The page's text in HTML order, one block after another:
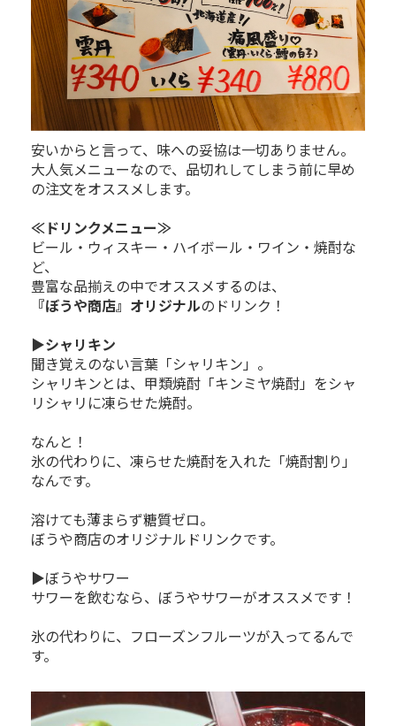
安いからと言って、味への妥協は一切ありません。
大人気メニューなので、品切れしてしまう前に早め
の注文をオススメします。
≪ドリンクメニュー≫
ビール・ウィスキー・ハイボール・ワイン・焼酎な
ど、
豊富な品揃えの中でオススメするのは、
『ぼうや商店』オリジナルのドリンク！
▶シャリキン
聞き覚えのない言葉「シャリキン」。
シャリキンとは、甲類焼酎「キンミヤ焼酎」をシャ
リシャリに凍らせた焼酎。
なんと！
氷の代わりに、凍らせた焼酎を入れた「焼酎割り」
なんです。
溶けても薄まらず糖質ゼロ。
ぼうや商店のオリジナルドリンクです。
▶ぼうやサワー
サワーを飲むなら、ぼうやサワーがオススメです！
氷の代わりに、フローズンフルーツが入ってるんで
す。